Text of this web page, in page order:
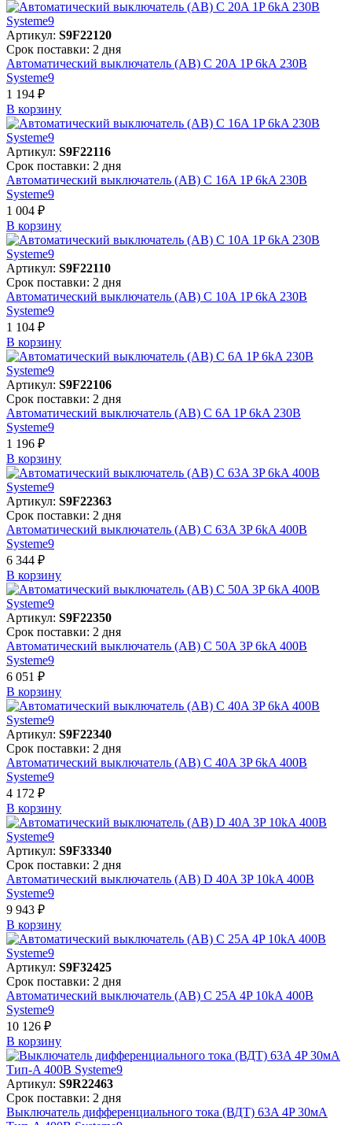
Артикул: S9F22120
Срок поставки: 2 дня
Автоматический выключатель (АВ) C 20A 1P 6kA 230В
Systeme9
1 194 ₽
В корзинy
Артикул: S9F22116
Срок поставки: 2 дня
Автоматический выключатель (АВ) C 16A 1P 6kA 230В
Systeme9
1 004 ₽
В корзинy
Артикул: S9F22110
Срок поставки: 2 дня
Автоматический выключатель (АВ) C 10A 1P 6kA 230В
Systeme9
1 104 ₽
В корзинy
Артикул: S9F22106
Срок поставки: 2 дня
Автоматический выключатель (АВ) C 6A 1P 6kA 230В
Systeme9
1 196 ₽
В корзинy
Артикул: S9F22363
Срок поставки: 2 дня
Автоматический выключатель (АВ) C 63A 3P 6kA 400В
Systeme9
6 344 ₽
В корзинy
Артикул: S9F22350
Срок поставки: 2 дня
Автоматический выключатель (АВ) C 50A 3P 6kA 400В
Systeme9
6 051 ₽
В корзинy
Артикул: S9F22340
Срок поставки: 2 дня
Автоматический выключатель (АВ) C 40A 3P 6kA 400В
Systeme9
4 172 ₽
В корзинy
Артикул: S9F33340
Срок поставки: 2 дня
Автоматический выключатель (АВ) D 40A 3P 10kA 400В
Systeme9
9 943 ₽
В корзинy
Артикул: S9F32425
Срок поставки: 2 дня
Автоматический выключатель (АВ) C 25A 4P 10kA 400В
Systeme9
10 126 ₽
В корзинy
Артикул: S9R22463
Срок поставки: 2 дня
Выключатель дифференциального тока (ВДТ) 63A 4P 30мА